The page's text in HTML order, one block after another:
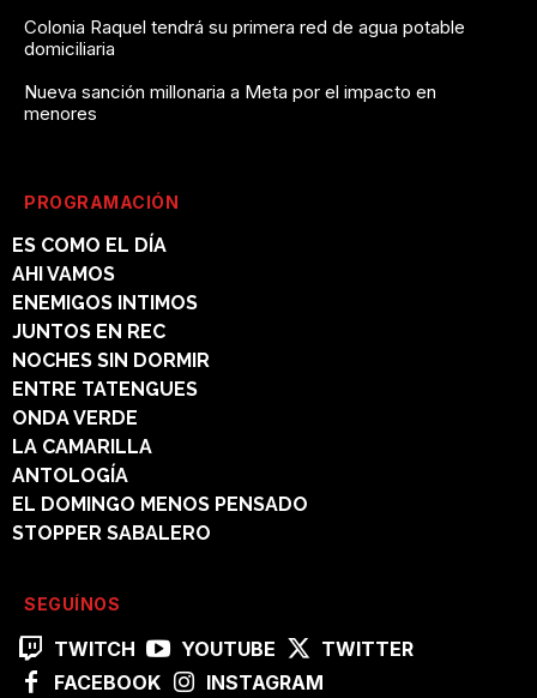
Colonia Raquel tendrá su primera red de agua potable
domiciliaria
Nueva sanción millonaria a Meta por el impacto en
menores
PROGRAMACIÓN
ES COMO EL DÍA
AHI VAMOS
ENEMIGOS INTIMOS
JUNTOS EN REC
NOCHES SIN DORMIR
ENTRE TATENGUES
ONDA VERDE
LA CAMARILLA
ANTOLOGÍA
EL DOMINGO MENOS PENSADO
STOPPER SABALERO
SEGUÍNOS
TWITCH YOUTUBE
TWITTER
FACEBOOK
INSTAGRAM